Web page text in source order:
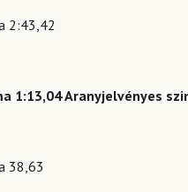
2:43,42
1:13,04 Aranyjelvényes
38,63